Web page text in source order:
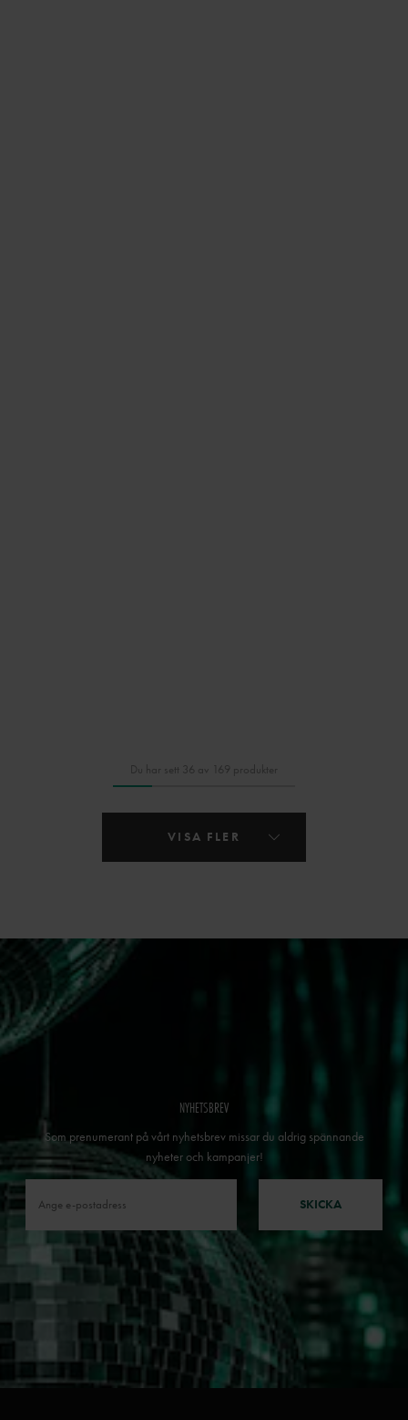
Du har sett 36 av 169 produkter
VISA FLER
NYHETSBREV
Som prenumerant på vårt nyhetsbrev missar du aldrig spännande
nyheter och kampanjer!
SKICKA